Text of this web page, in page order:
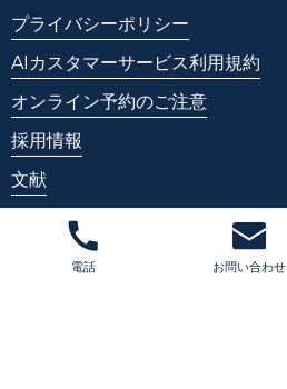
電話 お問い合わせ
プライバシーポリシー
AIカスタマーサービス利用規約
オンライン予約のご注意
採用情報
文献